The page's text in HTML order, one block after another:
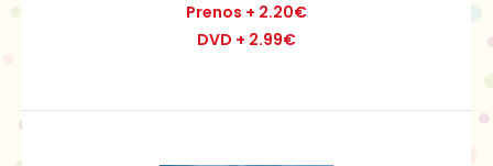
Prenos + 2.20€
DVD + 2.99€